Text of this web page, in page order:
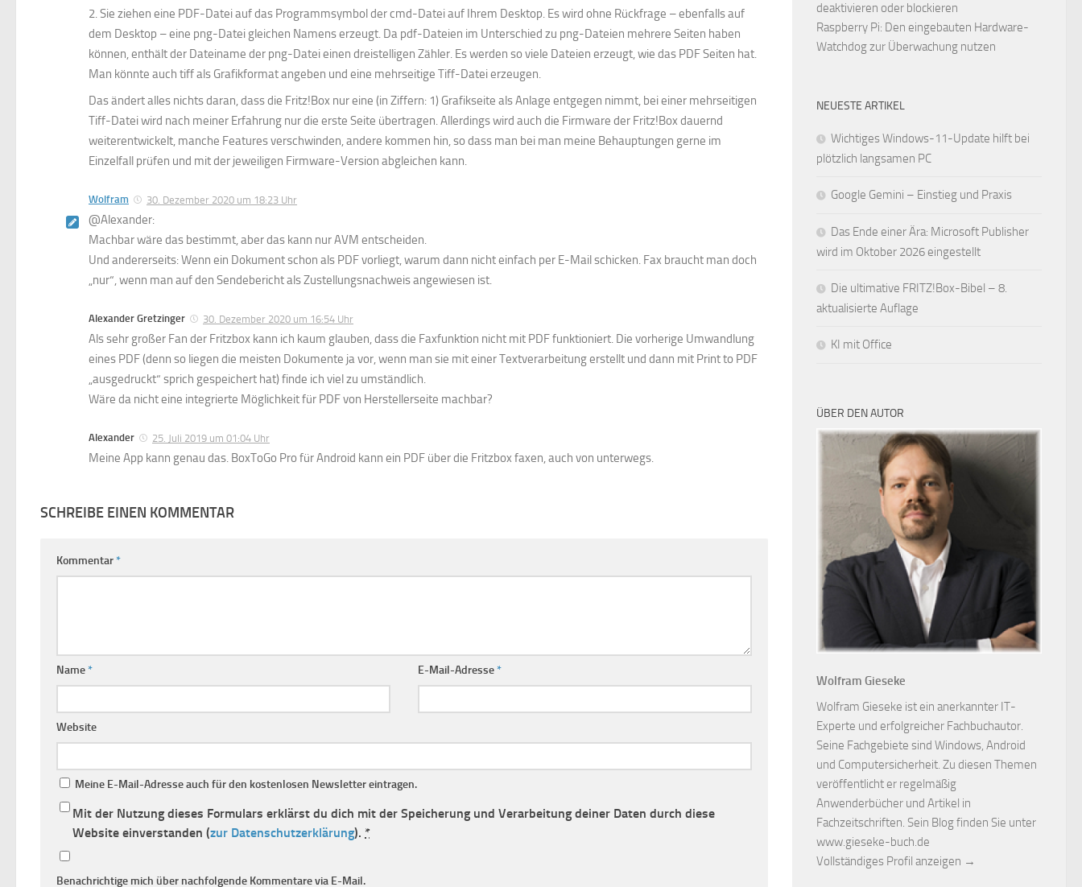
2. Sie ziehen eine PDF-Datei auf das Programmsymbol der cmd-Datei auf Ihrem Desktop. Es wird ohne Rückfrage – ebenfalls auf
dem Desktop – eine png-Datei gleichen Namens erzeugt. Da pdf-Dateien im Unterschied zu png-Dateien mehrere Seiten haben
können, enthält der Dateiname der png-Datei einen dreistelligen Zähler. Es werden so viele Dateien erzeugt, wie das PDF Seiten hat.
Man könnte auch tiff als Grafikformat angeben und eine mehrseitige Tiff-Datei erzeugen.
Das ändert alles nichts daran, dass die Fritz!Box nur eine (in Ziffern: 1) Grafikseite als Anlage entgegen nimmt, bei einer mehrseitigen
Tiff-Datei wird nach meiner Erfahrung nur die erste Seite übertragen. Allerdings wird auch die Firmware der Fritz!Box dauernd
weiterentwickelt, manche Features verschwinden, andere kommen hin, so dass man bei man meine Behauptungen gerne im
Einzelfall prüfen und mit der jeweiligen Firmware-Version abgleichen kann.
Wolfram 30. Dezember 2020 um 18:23 Uhr
@Alexander:
Machbar wäre das bestimmt, aber das kann nur AVM entscheiden.
Und andererseits: Wenn ein Dokument schon als PDF vorliegt, warum dann nicht einfach per E-Mail schicken. Fax braucht man doch
„nur“, wenn man auf den Sendebericht als Zustellungsnachweis angewiesen ist.
Alexander Gretzinger 30. Dezember 2020 um 16:54 Uhr
Als sehr großer Fan der Fritzbox kann ich kaum glauben, dass die Faxfunktion nicht mit PDF funktioniert. Die vorherige Umwandlung
eines PDF (denn so liegen die meisten Dokumente ja vor, wenn man sie mit einer Textverarbeitung erstellt und dann mit Print to PDF
„ausgedruckt“ sprich gespeichert hat) finde ich viel zu umständlich.
Wäre da nicht eine integrierte Möglichkeit für PDF von Herstellerseite machbar?
Alexander 25. Juli 2019 um 01:04 Uhr
Meine App kann genau das. BoxToGo Pro für Android kann ein PDF über die Fritzbox faxen, auch von unterwegs.
SCHREIBE EINEN KOMMENTAR
Kommentar*
Name* E-Mail-Adresse*
Website
Meine E-Mail-Adresse auch für den kostenlosen Newsletter eintragen.
Mit der Nutzung dieses Formulars erklärst du dich mit der Speicherung und Verarbeitung deiner Daten durch diese
Website einverstanden (zur Datenschutzerklärung). *
Benachrichtige mich über nachfolgende Kommentare via E-Mail.
deaktivieren oder blockieren
Raspberry Pi: Den eingebauten Hardware-
Watchdog zur Überwachung nutzen
NEUESTE ARTIKEL
Wichtiges Windows-11-Update hilft bei
plötzlich langsamen PC
Google Gemini – Einstieg und Praxis
Das Ende einer Ära: Microsoft Publisher
wird im Oktober 2026 eingestellt
Die ultimative FRITZ!Box-Bibel – 8.
aktualisierte Auflage
KI mit Office
ÜBER DEN AUTOR
Wolfram Gieseke
Wolfram Gieseke ist ein anerkannter IT-
Experte und erfolgreicher Fachbuchautor.
Seine Fachgebiete sind Windows, Android
und Computersicherheit. Zu diesen Themen
veröffentlicht er regelmäßig
Anwenderbücher und Artikel in
Fachzeitschriften. Sein Blog finden Sie unter
www.gieseke-buch.de
Vollständiges Profil anzeigen →